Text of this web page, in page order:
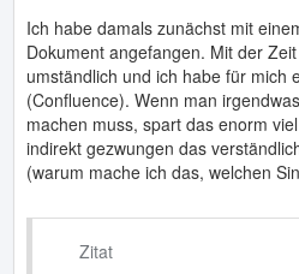
Ich habe damals zunächst mit
Dokument angefangen. Mit der
umständlich und ich habe für mich
(Confluence). Wenn man
machen muss, spart das enorm
indirekt gezwungen das
(warum mache ich das, welchen
Zitat